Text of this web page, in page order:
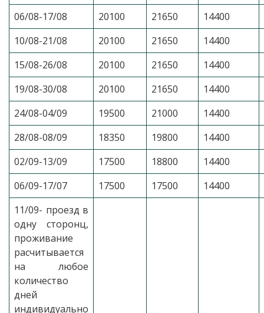
06/08-17/08
20100 21650
14400
10/08-21/08
20100 21650
14400
15/08-26/08
20100 21650
14400
19/08-30/08
20100 21650
14400
24/08-04/09
19500 21000
14400
28/08-08/09
18350 19800
14400
02/09-13/09
17500 18800
14400
06/09-17/07
17500 17500
14400
11/09- проезд в
одну сторонц,
проживание
расчитывается
на любое
количество
дней
индивидуально